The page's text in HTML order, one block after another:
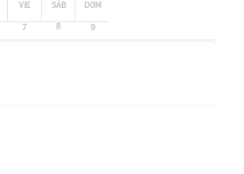
VIE
7
SÁB
8
DOM
9